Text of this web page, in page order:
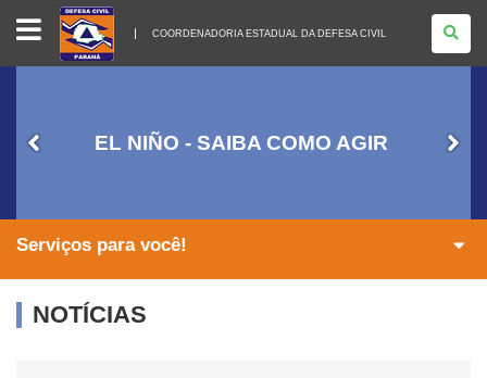
COORDENADORIA
ESTADUAL
DA
DEFESA
COORDENADORIA ESTADUAL DA DEFESA CIVIL
EL NIÑO - SAIBA COMO AGIR
Serviços para você!
NOTÍCIAS